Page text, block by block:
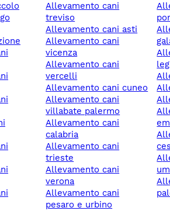
allevamento cani
treviso
allevamento cani asti
allevamento cani
vicenza
allevamento cani
vercelli
allevamento cani cuneo
allevamento cani
villabate palermo
allevamento cani
calabria
allevamento cani
trieste
allevamento cani
verona
allevamento cani
pesaro e urbino
allevamento cani
allevamento cani
allevamento cani
allevamento cani reggio
allevamento cani forlì-
allevamento cani
allevamento cani